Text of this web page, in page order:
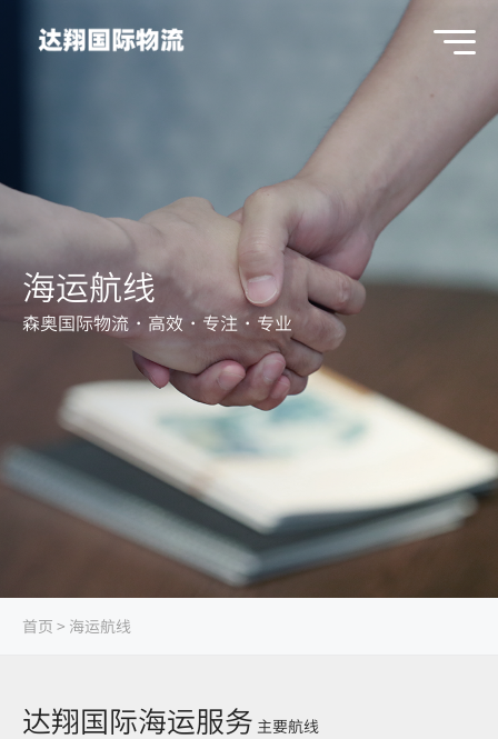
海运航线
森奥国际物流 · 高效 · 专注 · 专业
首页 > 海运航线
达翔国际海运服务 主要航线